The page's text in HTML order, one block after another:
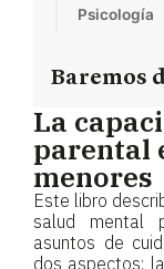
Psicología
Baremos
La
parental
menores
Este libro
salud mental
asuntos de
dos aspectos: